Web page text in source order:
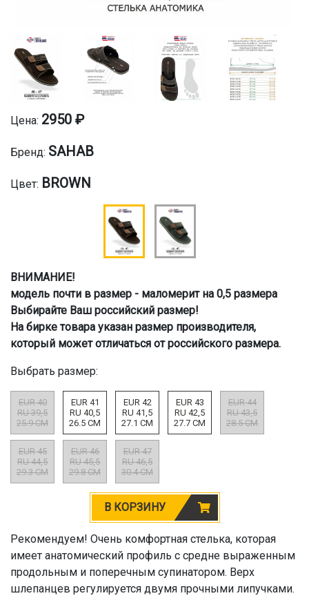
Цена: 2950 ₽
Бренд: SAHAB
Цвет: BROWN
ВНИМАНИЕ!
модель почти в размер - маломерит на 0,5 размера
Выбирайте Ваш российский размер!
На бирке товара указан размер производителя,
который может отличаться от российского размера.
Выбрать размер:
EUR 40
RU 39,5
25.9 CM
EUR 41
RU 40,5
26.5 CM
EUR 42
RU 41,5
27.1 CM
EUR 43
RU 42,5
27.7 CM
EUR 44
RU 43,5
28.5 CM
EUR 45
RU 44,5
29.3 CM
EUR 46
RU 45,5
29.8 CM
EUR 47
RU 46,5
30.4 CM
В КОРЗИНУ
Рекомендуем! Очень комфортная стелька, которая
имеет анатомический профиль с средне выраженным
продольным и поперечным супинатором. Верх
шлепанцев регулируется двумя прочными липучками.